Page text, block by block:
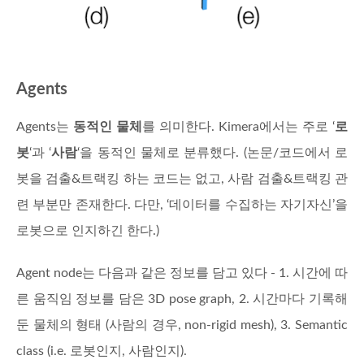
Agents
Agents는 동적인 물체 를 의미한다. Kimera에서는 주로 ‘로
봇‘과 ‘사람‘을 동적인 물체로 분류했다. (논문/코드에서 로
봇을 검출&트랙킹 하는 코드는 없고, 사람 검출&트랙킹 관
련 부분만 존재한다. 다만, ‘데이터를 수집하는 자기자신’을
로봇으로 인지하긴 한다.)
Agent node는 다음과 같은 정보를 담고 있다 - 1. 시간에 따
른 움직임 정보를 담은 3D pose graph, 2. 시간마다 기록해
둔 물체의 형태 (사람의 경우, non-rigid mesh), 3. Semantic
class (i.e. 로봇인지, 사람인지).